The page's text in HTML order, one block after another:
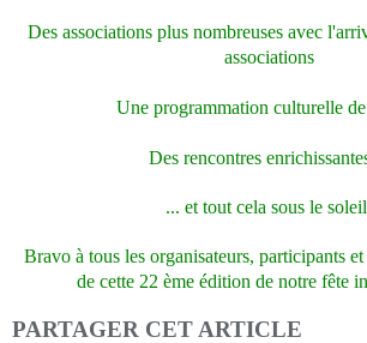
Des associations plus nombreuses avec
associations
Une programmation culturelle
Des rencontres
... et tout cela sous le
Bravo à tous les organisateurs, participants
de cette 22 ème édition de notre fête
PARTAGER CET ARTICLE